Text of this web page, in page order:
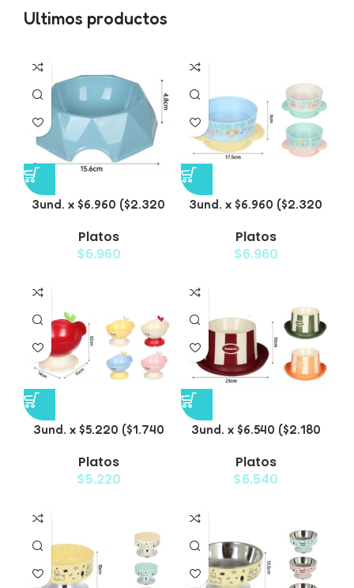
Ultimos productos
3und. x $6.960 ($2.320
Mascotas Diseño
Diamante
Platos
$6.960
3und. x $6.960 ($2.320
Mascotas
Platos
$6.960
3und. x $5.220 ($1.740
para Mascotas Diseño
Manzana
Platos
$5.220
3und. x $6.540 ($2.180
Antiderrame para
Mascotas
Platos
$6.540